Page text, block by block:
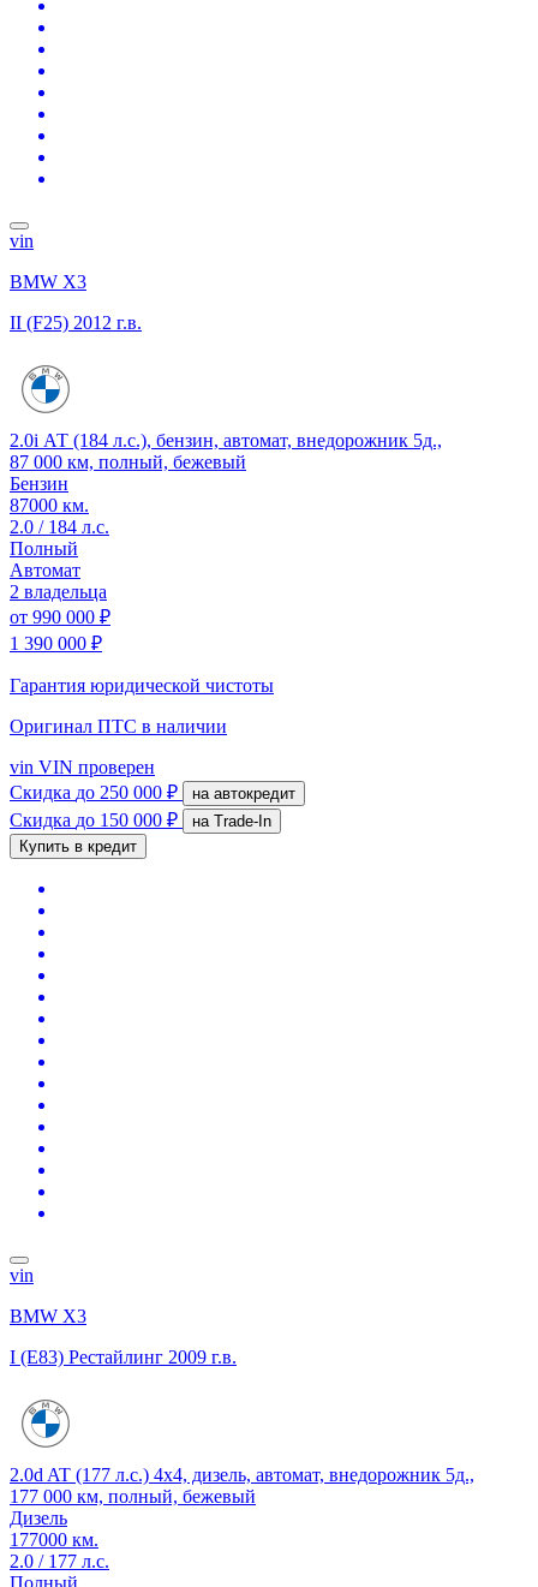
vin
BMW X3
II (F25) 2012 г.в.
2.0i АТ (184 л.с.), бензин, автомат, внедорожник 5д.,
87 000 км, полный, бежевый
Бензин
87000 км.
2.0 / 184 л.с.
Полный
Автомат
2 владельца
от 990 000 ₽
1 390 000 ₽
Гарантия юридической чистоты
Оригинал ПТС в наличии
vin VIN проверен
Скидка до 250 000 ₽ на автокредит
Скидка до 150 000 ₽
на Trade-In
Купить в кредит
vin
BMW X3
I (E83) Рестайлинг 2009 г.в.
2.0d AT (177 л.с.) 4x4, дизель, автомат, внедорожник 5д.,
177 000 км, полный, бежевый
Дизель
177000 км.
2.0 / 177 л.с.
Полный